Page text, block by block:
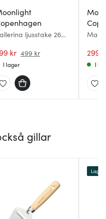
ljusstake 26
kr 499 kr
I lager
Mary
299
I
gillar